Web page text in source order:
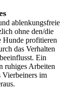
ablenkungsfreie
ohne den/die
Hunde profitieren
das Verhalten
Ein
ruhiges Arbeiten
Vierbeiners im